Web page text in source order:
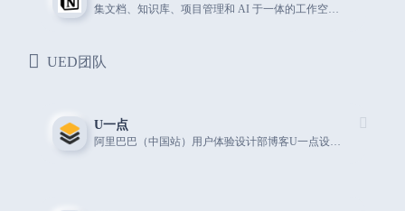
集文档、知识库、项目管理和 AI 于一体的工作空间。
UED团队
U一点
阿里巴巴（中国站）用户体验设计部博客U一点设计 UED团队